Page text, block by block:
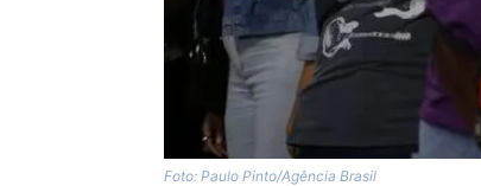
Foto: Paulo Pinto/Agência Brasil